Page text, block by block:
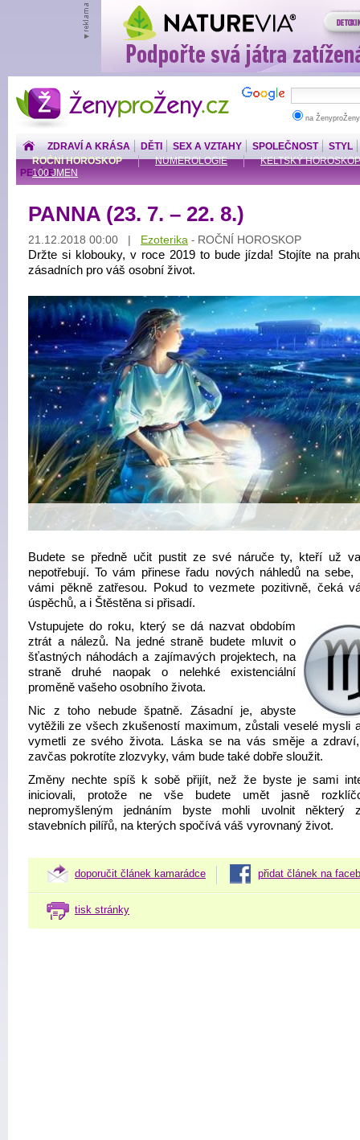
ŽenyproŽeny.cz
na
ZDRAVÍ A KRÁSA DĚTI SEX A VZTAHY SPOLEČNOST
STYL
ROČNÍ HOROSKOP
NUMEROLOGIE
KELTSKÝ HOROSKOP
100 JMEN
PENÍZE
PANNA (23. 7. – 22. 8.)
21.12.2018 00:00 | Ezoterika - ROČNÍ HOROSKOP
Držte si klobouky, v roce 2019 to bude jízda! Stojíte na
zásadních pro váš osobní život.
Budete se předně učit pustit ze své náruče ty, kteří už
nepotřebují. To vám přinese řadu nových náhledů na sebe,
vámi pěkně zatřesou. Pokud to vezmete pozitivně, čeká
úspěchů, a i Štěstěna si přisadí.
Vstupujete do roku, který se dá nazvat obdobím
ztrát a nálezů. Na jedné straně budete mluvit o
šťastných náhodách a zajímavých projektech, na
straně druhé naopak o nelehké existenciální
proměně vašeho osobního života.
Nic z toho nebude špatně. Zásadní je, abyste
vytěžili ze všech zkušeností maximum, zůstali veselé mysli
vymetli ze svého života. Láska se na vás směje a
zavčas pokrotíte zlozvyky, vám bude také dobře sloužit.
Změny nechte spíš k sobě přijít, než že byste je sami
iniciovali, protože ne vše budete umět jasně
nepromyšleným jednáním byste mohli uvolnit některý
stavebních pilířů, na kterých spočívá váš vyrovnaný život.
doporučit článek kamarádce přidat článek na
tisk stránky